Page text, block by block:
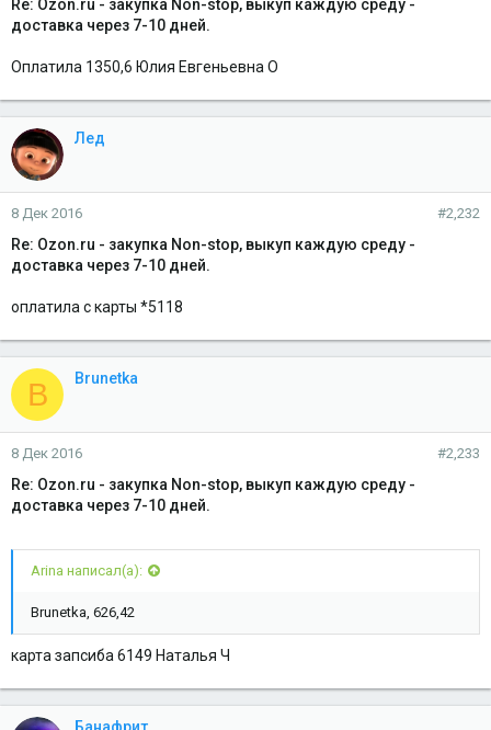
Re: Ozon.ru - закупка Non-stop, выкуп каждую среду -
доставка через 7-10 дней.
Оплатила 1350,6 Юлия Евгеньевна О
Лед
8 Дек 2016 #2,232
Re: Ozon.ru - закупка Non-stop, выкуп каждую среду -
доставка через 7-10 дней.
оплатила с карты *5118
B Brunetka
8 Дек 2016 #2,233
Re: Ozon.ru - закупка Non-stop, выкуп каждую среду -
доставка через 7-10 дней.
Arina написал(а):
Brunetka, 626,42
карта запсиба 6149 Наталья Ч